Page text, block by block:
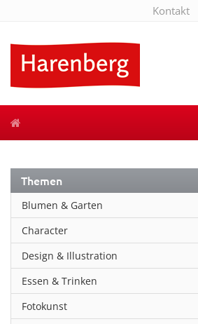
Kontakt
Themen
Blumen & Garten
Character
Design & Illustration
Essen & Trinken
Fotokunst